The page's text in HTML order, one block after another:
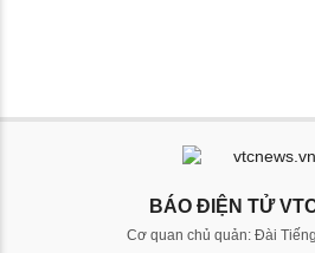
BÁO ĐIỆN TỬ
Cơ quan chủ quản: Đài